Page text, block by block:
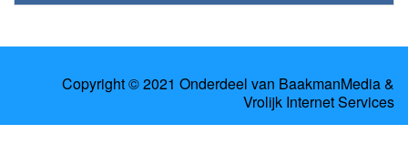
Copyright © 2021 Onderdeel van BaakmanMedia&
Vrolijk Internet Services